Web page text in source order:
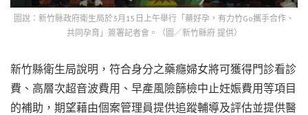
圖說：新竹縣政府衛生局於3月15日上午舉行「藥好孕，有力竹Go攜手合作、
共同孕育」簽署記者會。（圖／新竹縣府 提供）
新竹縣衛生局說明，符合身分之藥癮婦女將可獲得門診看診
費、高層次超音波費用、早產風險篩檢中止妊娠費用等項目
的補助，期望藉由個案管理員提供追蹤輔導及評估並提供醫